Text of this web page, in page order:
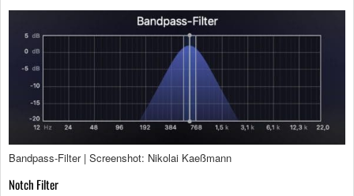
Bandpass-Filter | Screenshot: Nikolai Kaeßmann
Notch Filter